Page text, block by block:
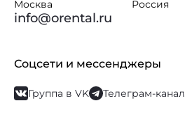
Москва Россия
info@orental.ru
Соцсети и мессенджеры
Группа в VK Телеграм-канал